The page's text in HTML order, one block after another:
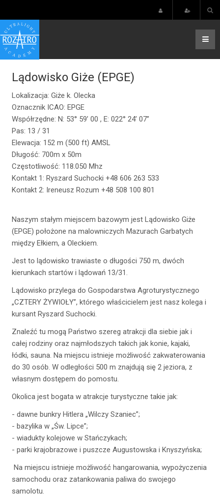
Lądowisko Giże (EPGE)
Lokalizacja: Giże k. Olecka
Oznacznik ICAO: EPGE
Współrzędne: N: 53° 59’ 00 , E: 022° 24’ 07”
Pas: 13 / 31
Elewacja: 152 m (500 ft) AMSL
Długość: 700m x 50m
Częstotliwość: 118.050 Mhz
Kontakt 1: Ryszard Suchocki +48 606 263 533
Kontakt 2: Ireneusz Rozum +48 508 100 801
Naszym stałym miejscem bazowym jest Lądowisko Giże
(EPGE) położone na malowniczych Mazurach Garbatych
między Ełkiem, a Oleckiem.
Jest to lądowisko trawiaste o długości 750 m, dwóch
kierunkach startów i lądowań 13/31.
Lądowisko przylega do Gospodarstwa Agroturystycznego
„CZTERY ŻYWIOŁY”, którego właścicielem jest nasz kolega i
kursant Ryszard Suchocki.
Znaleźć tu mogą Państwo szereg atrakcji dla siebie jak i
całej rodziny oraz najmłodszych takich jak konie, kajaki,
łódki, sauna. Na miejscu istnieje możliwość zakwaterowania
do 30 osób. W odległości 500 m znajdują się 2 jeziora, z
własnym dostępem do pomostu.
Okolica jest bogata w atrakcje turystyczne takie jak:
- dawne bunkry Hitlera „Wilczy Szaniec”;
- bazylika w „Św. Lipce”;
- wiadukty kolejowe w Stańczykach;
- parki krajobrazowe i puszcze Augustowska i Knyszyńska;
Na miejscu istnieje możliwość hangarowania, wypożyczenia
samochodu oraz zatankowania paliwa do swojego
samolotu.